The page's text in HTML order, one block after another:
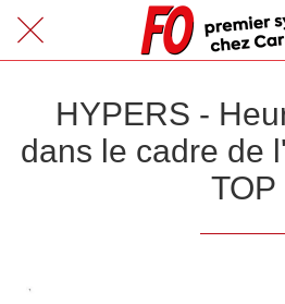
HYPERS -
dans le cadre de
TOP